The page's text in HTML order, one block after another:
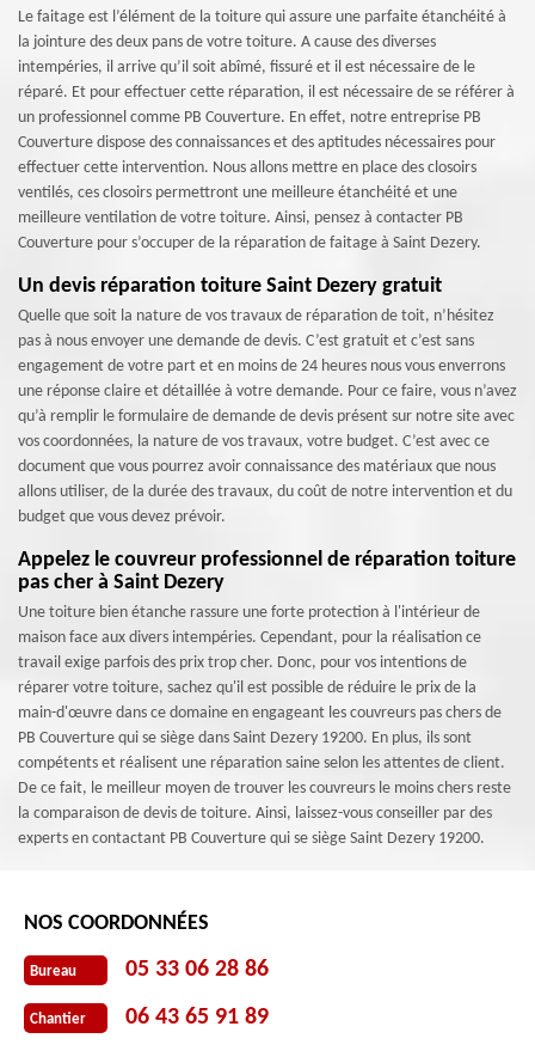
Le faitage est l’élément de la toiture qui assure une parfaite étanchéité à
la jointure des deux pans de votre toiture. A cause des diverses
intempéries, il arrive qu’il soit abîmé, fissuré et il est nécessaire de le
réparé. Et pour effectuer cette réparation, il est nécessaire de se référer à
un professionnel comme PB Couverture. En effet, notre entreprise PB
Couverture dispose des connaissances et des aptitudes nécessaires pour
effectuer cette intervention. Nous allons mettre en place des closoirs
ventilés, ces closoirs permettront une meilleure étanchéité et une
meilleure ventilation de votre toiture. Ainsi, pensez à contacter PB
Couverture pour s’occuper de la réparation de faitage à Saint Dezery.
Un devis réparation toiture Saint Dezery gratuit
Quelle que soit la nature de vos travaux de réparation de toit, n’hésitez
pas à nous envoyer une demande de devis. C’est gratuit et c’est sans
engagement de votre part et en moins de 24 heures nous vous enverrons
une réponse claire et détaillée à votre demande. Pour ce faire, vous n’avez
qu’à remplir le formulaire de demande de devis présent sur notre site avec
vos coordonnées, la nature de vos travaux, votre budget. C’est avec ce
document que vous pourrez avoir connaissance des matériaux que nous
allons utiliser, de la durée des travaux, du coût de notre intervention et du
budget que vous devez prévoir.
Appelez le couvreur professionnel de réparation toiture
pas cher à Saint Dezery
Une toiture bien étanche rassure une forte protection à l'intérieur de
maison face aux divers intempéries. Cependant, pour la réalisation ce
travail exige parfois des prix trop cher. Donc, pour vos intentions de
réparer votre toiture, sachez qu'il est possible de réduire le prix de la
main-d'œuvre dans ce domaine en engageant les couvreurs pas chers de
PB Couverture qui se siège dans Saint Dezery 19200. En plus, ils sont
compétents et réalisent une réparation saine selon les attentes de client.
De ce fait, le meilleur moyen de trouver les couvreurs le moins chers reste
la comparaison de devis de toiture. Ainsi, laissez-vous conseiller par des
experts en contactant PB Couverture qui se siège Saint Dezery 19200.
NOS COORDONNÉES
Bureau 05 33 06 28 86
Chantier 06 43 65 91 89